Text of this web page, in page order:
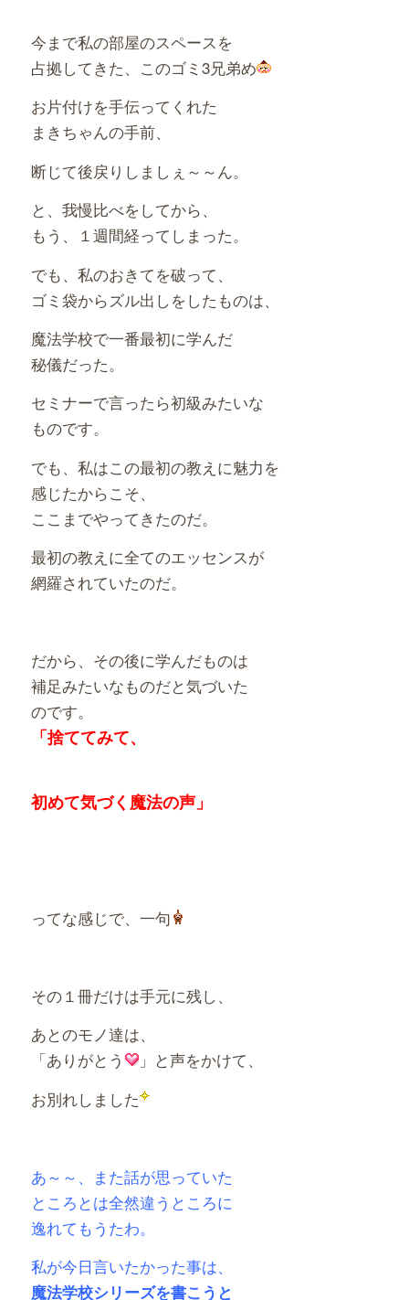
今まで私の部屋のスペースを
占拠してきた、このゴミ3兄弟め
お片付けを手伝ってくれた
まきちゃんの手前、
断じて後戻りしましぇ～～ん。
と、我慢比べをしてから、
もう、１週間経ってしまった。
でも、私のおきてを破って、
ゴミ袋からズル出しをしたものは、
魔法学校で一番最初に学んだ
秘儀だった。
セミナーで言ったら初級みたいな
ものです。
でも、私はこの最初の教えに魅力を
感じたからこそ、
ここまでやってきたのだ。
最初の教えに全てのエッセンスが
網羅されていたのだ。
だから、その後に学んだものは
補足みたいなものだと気づいた
のです。
「捨ててみて、
初めて気づく魔法の声」
ってな感じで、一句
その１冊だけは手元に残し、
あとのモノ達は、
「ありがとう
」と声をかけて、
お別れしました
あ～～、また話が思っていた
ところとは全然違うところに
逸れてもうたわ。
私が今日言いたかった事は、
魔法学校シリーズを書こうと